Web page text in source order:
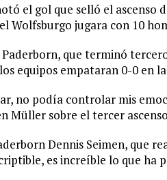
el gol que selló el
Wolfsburgo jugara con 10
que terminó
equipos empataran 0-0 en
no podía controlar mis
Müller sobre el tercer
Dennis Seimen, que
es increíble lo que ha